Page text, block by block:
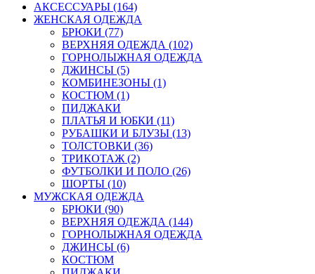
АКСЕССУАРЫ (164)
ЖЕНСКАЯ ОДЕЖДА
БРЮКИ (77)
ВЕРХНЯЯ ОДЕЖДА (102)
ГОРНОЛЫЖНАЯ ОДЕЖДА
ДЖИНСЫ (5)
КОМБИНЕЗОНЫ (1)
КОСТЮМ (1)
ПИДЖАКИ
ПЛАТЬЯ И ЮБКИ (11)
РУБАШКИ И БЛУЗЫ (13)
ТОЛСТОВКИ (36)
ТРИКОТАЖ (2)
ФУТБОЛКИ И ПОЛО (26)
ШОРТЫ (10)
МУЖСКАЯ ОДЕЖДА
БРЮКИ (90)
ВЕРХНЯЯ ОДЕЖДА (144)
ГОРНОЛЫЖНАЯ ОДЕЖДА
ДЖИНСЫ (6)
КОСТЮМ